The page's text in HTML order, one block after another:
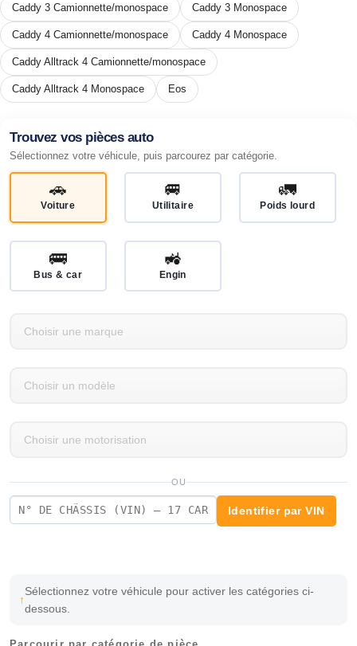
Caddy 3 Camionnette/monospace Caddy 3 Monospace
Caddy 4 Camionnette/monospace Caddy 4 Monospace
Caddy Alltrack 4 Camionnette/monospace
Caddy Alltrack 4 Monospace Eos
Trouvez vos pièces auto
Sélectionnez votre véhicule, puis parcourez par catégorie.
🚗
Voiture
🚐
Utilitaire
🚛
Poids lourd
🚌
Bus & car
🚜
Engin
OU
Identifier par VIN
Sélectionnez votre véhicule pour activer les catégories ci-
dessous.